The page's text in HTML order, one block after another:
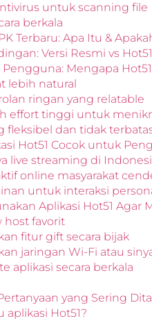
untuk scanning file
berkala
Terbaru: Apa Itu &
Versi Resmi vs
Mengapa
lebih natural
ringan yang relatable
effort tinggi untuk
fleksibel dan tidak
Hot51 Cocok untuk
live streaming di
online masyarakat
untuk interaksi
Aplikasi Hot51 Agar
host favorit
fitur gift secara bijak
jaringan Wi-Fi atau
aplikasi secara berkala
yang Sering
aplikasi Hot51?